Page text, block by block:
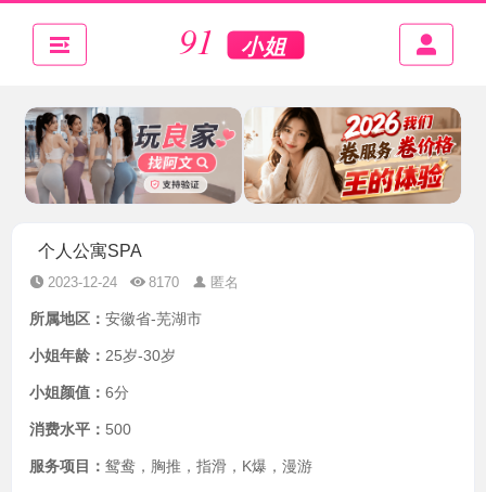
个人公寓SPA
2023-12-24 8170 匿名
所属地区： 安徽省-芜湖市
小姐年龄： 25岁-30岁
小姐颜值： 6分
消费水平： 500
服务项目： 鸳鸯，胸推，指滑，K爆，漫游